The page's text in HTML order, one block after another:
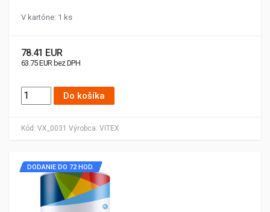
Kód: VX_0031 Výrobca: VITEX
V kartóne: 1 ks
78.41 EUR
63.75 EUR bez DPH
Do košíka
DODANIE DO 72 HOD.